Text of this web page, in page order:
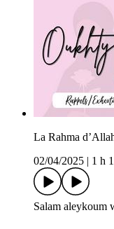
La Rahma
02/04/2025
1 h
Salam aleykoum